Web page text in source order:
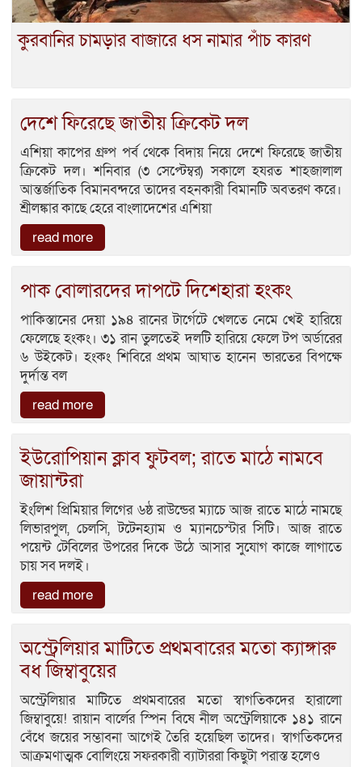
কুরবানির চামড়ার বাজারে ধস নামার পাঁচ কারণ
দেশে ফিরেছে জাতীয় ক্রিকেট দল
এশিয়া কাপের গ্রুপ পর্ব থেকে বিদায় নিয়ে দেশে ফিরেছে জাতীয়
ক্রিকেট দল। শনিবার (৩ সেপ্টেম্বর) সকালে হযরত শাহজালাল
আন্তর্জাতিক বিমানবন্দরে তাদের বহনকারী বিমানটি অবতরণ করে।
শ্রীলঙ্কার কাছে হেরে বাংলাদেশের এশিয়া
read more
পাক বোলারদের দাপটে দিশেহারা হংকং
পাকিস্তানের দেয়া ১৯৪ রানের টার্গেটে খেলতে নেমে খেই হারিয়ে
ফেলেছে হংকং। ৩১ রান তুলতেই দলটি হারিয়ে ফেলে টপ অর্ডারের
৬ উইকেট। হংকং শিবিরে প্রথম আঘাত হানেন ভারতের বিপক্ষে
দুর্দান্ত বল
read more
ইউরোপিয়ান ক্লাব ফুটবল; রাতে মাঠে নামবে
জায়ান্টরা
ইংলিশ প্রিমিয়ার লিগের ৬ষ্ঠ রাউন্ডের ম্যাচে আজ রাতে মাঠে নামছে
লিভারপুল, চেলসি, টটেনহ্যাম ও ম্যানচেস্টার সিটি। আজ রাতে
পয়েন্ট টেবিলের উপরের দিকে উঠে আসার সুযোগ কাজে লাগাতে
চায় সব দলই।
read more
অস্ট্রেলিয়ার মাটিতে প্রথমবারের মতো ক্যাঙ্গারু
বধ জিম্বাবুয়ের
অস্ট্রেলিয়ার মাটিতে প্রথমবারের মতো স্বাগতিকদের হারালো
জিম্বাবুয়ে! রায়ান বার্লের স্পিন বিষে নীল অস্ট্রেলিয়াকে ১৪১ রানে
বেঁধে জয়ের সম্ভাবনা আগেই তৈরি হয়েছিল তাদের। স্বাগতিকদের
আক্রমণাত্মক বোলিংয়ে সফরকারী ব্যাটাররা কিছুটা পরাস্ত হলেও